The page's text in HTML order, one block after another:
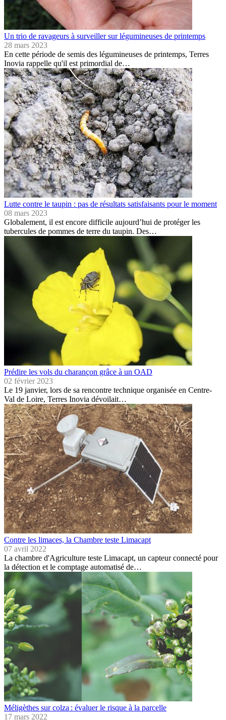
Un trio de ravageurs à surveiller sur légumineuses de printemps
28 mars 2023
En cette période de semis des légumineuses de printemps, Terres
Inovia rappelle qu'il est primordial de…
Lutte contre le taupin : pas de résultats satisfaisants pour le moment
08 mars 2023
Globalement, il est encore difficile aujourd’hui de protéger les
tubercules de pommes de terre du taupin. Des…
Prédire les vols du charançon grâce à un OAD
02 février 2023
Le 19 janvier, lors de sa rencontre technique organisée en Centre-
Val de Loire, Terres Inovia dévoilait…
Contre les limaces, la Chambre teste Limacapt
07 avril 2022
La chambre d'Agriculture teste Limacapt, un capteur connecté pour
la détection et le comptage automatisé de…
Méligèthes sur colza : évaluer le risque à la parcelle
17 mars 2022